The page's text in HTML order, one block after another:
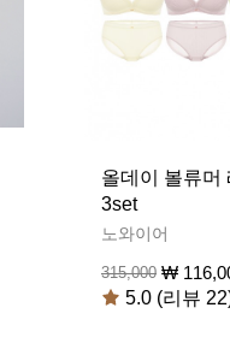
올데이 볼류머
3set
노와이어
315,000 ₩
5.0 (리뷰